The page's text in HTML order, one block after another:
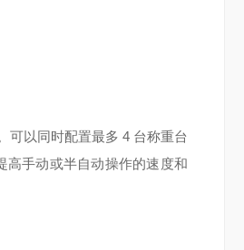
可以同时配置最多 4 台称重台
手动或半自动操作的速度和